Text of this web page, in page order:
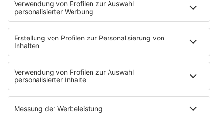
AKTIONEN
Backstagebereich
King of BOB
Beichtstuhl
Neuerscheinung
Newcomer